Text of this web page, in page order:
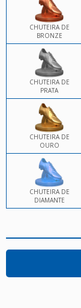
CHUTEIRA DE
BRONZE
CHUTEIRA DE
PRATA
CHUTEIRA DE
OURO
CHUTEIRA DE
DIAMANTE